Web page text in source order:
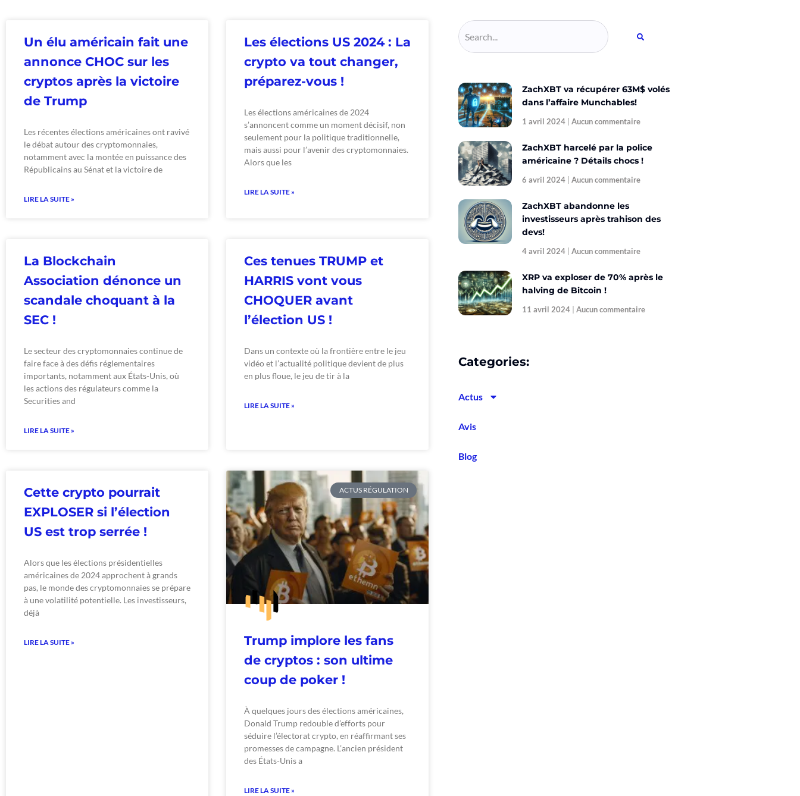
Un élu américain fait une
annonce CHOC sur les
cryptos après la victoire
de Trump
Les récentes élections américaines ont ravivé
le débat autour des cryptomonnaies,
notamment avec la montée en puissance des
Républicains au Sénat et la victoire de
LIRE LA SUITE »
Les élections US 2024 : La
crypto va tout changer,
préparez-vous !
Les élections américaines de 2024
s’annoncent comme un moment décisif, non
seulement pour la politique traditionnelle,
mais aussi pour l’avenir des cryptomonnaies.
Alors que les
LIRE LA SUITE »
La Blockchain
Association dénonce un
scandale choquant à la
SEC !
Le secteur des cryptomonnaies continue de
faire face à des défis réglementaires
importants, notamment aux États-Unis, où
les actions des régulateurs comme la
Securities and
LIRE LA SUITE »
Ces tenues TRUMP et
HARRIS vont vous
CHOQUER avant
l’élection US !
Dans un contexte où la frontière entre le jeu
vidéo et l’actualité politique devient de plus
en plus floue, le jeu de tir à la
LIRE LA SUITE »
Cette crypto pourrait
EXPLOSER si l’élection
US est trop serrée !
Alors que les élections présidentielles
américaines de 2024 approchent à grands
pas, le monde des cryptomonnaies se prépare
à une volatilité potentielle. Les investisseurs,
déjà
LIRE LA SUITE »
ACTUS RÉGULATION
Trump implore les fans
de cryptos : son ultime
coup de poker !
À quelques jours des élections américaines,
Donald Trump redouble d’efforts pour
séduire l’électorat crypto, en réaffirmant ses
promesses de campagne. L’ancien président
des États-Unis a
LIRE LA SUITE »
ZachXBT va récupérer 63M$ volés
dans l’affaire Munchables!
1 avril 2024 Aucun commentaire
ZachXBT harcelé par la police
américaine ? Détails chocs !
6 avril 2024 Aucun commentaire
ZachXBT abandonne les
investisseurs après trahison des
devs!
4 avril 2024 Aucun commentaire
XRP va exploser de 70% après le
halving de Bitcoin !
11 avril 2024 Aucun commentaire
Categories:
Actus
Avis
Blog